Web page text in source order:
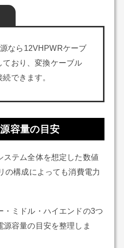
なら12VHPWRケーブ
ており、変換ケーブル
できます。
容量の目安
ステム全体を想定した数値
の構成によっても消費電力
・ミドル・ハイエンドの3つ
容量の目安を整理しま